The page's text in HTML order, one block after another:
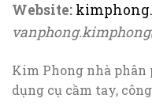
Website:
Kim Phong nhà
dụng cụ cầm tay,